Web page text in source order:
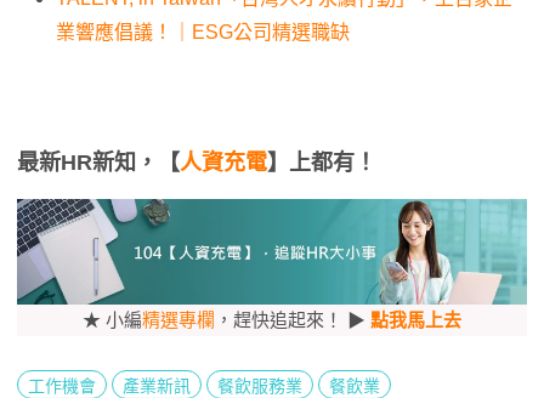
業響應倡議！｜ESG公司精選職缺
最新HR新知，【人資充電】上都有！
★ 小編精選專欄 ，趕快追起來！ ▶ 點我馬上去
工作機會 產業新訊 餐飲服務業 餐飲業